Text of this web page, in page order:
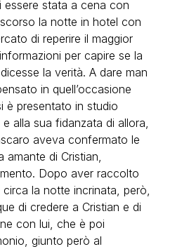
stata a cena con
la notte in hotel con
di reperire il maggior
per capire se la
la verità. A dare man
in quell’occasione
è presentato in studio
alla sua fidanzata di allora,
aveva confermato le
amante di Cristian,
Dopo aver raccolto
la notte incrinata, però,
di credere a Cristian e di
con lui, che è poi
giunto però al